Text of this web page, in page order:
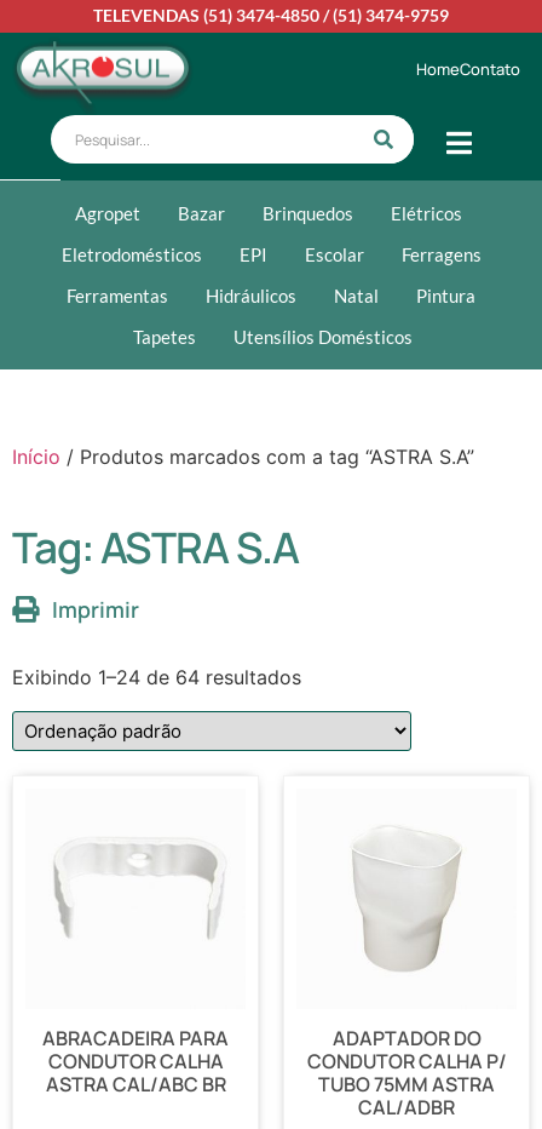
TELEVENDAS (51) 3474-4850/(51) 3474-9759
HomeContato
Agropet Bazar Brinquedos
Elétricos
Eletrodomésticos
EPI Escolar
Ferragens
Ferramentas
Hidráulicos Natal
Pintura
Tapetes
Utensílios Domésticos
Início / Produtos marcados com a tag “ASTRA S.A”
Tag: ASTRA S.A
Imprimir
Exibindo 1–24 de 64 resultados
ABRACADEIRA PARA
CONDUTOR CALHA
ASTRA CAL/ABC BR
ADAPTADOR DO
CONDUTOR CALHA P/
TUBO 75MM ASTRA
CAL/ADBR